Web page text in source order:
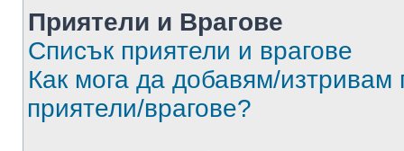
Приятели и Врагове
Списък приятели и врагове
Как мога да добавям/изтривам
приятели/врагове?